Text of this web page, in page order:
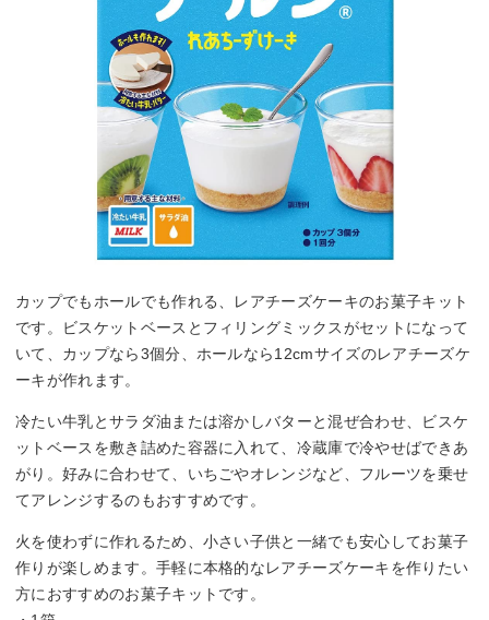
カップでもホールでも作れる、レアチーズケーキのお菓子キット
です。ビスケットベースとフィリングミックスがセットになって
いて、カップなら3個分、ホールなら12cmサイズのレアチーズケ
ーキが作れます。
冷たい牛乳とサラダ油または溶かしバターと混ぜ合わせ、ビスケ
ットベースを敷き詰めた容器に入れて、冷蔵庫で冷やせばできあ
がり。好みに合わせて、いちごやオレンジなど、フルーツを乗せ
てアレンジするのもおすすめです。
火を使わずに作れるため、小さい子供と一緒でも安心してお菓子
作りが楽しめます。手軽に本格的なレアチーズケーキを作りたい
方におすすめのお菓子キットです。